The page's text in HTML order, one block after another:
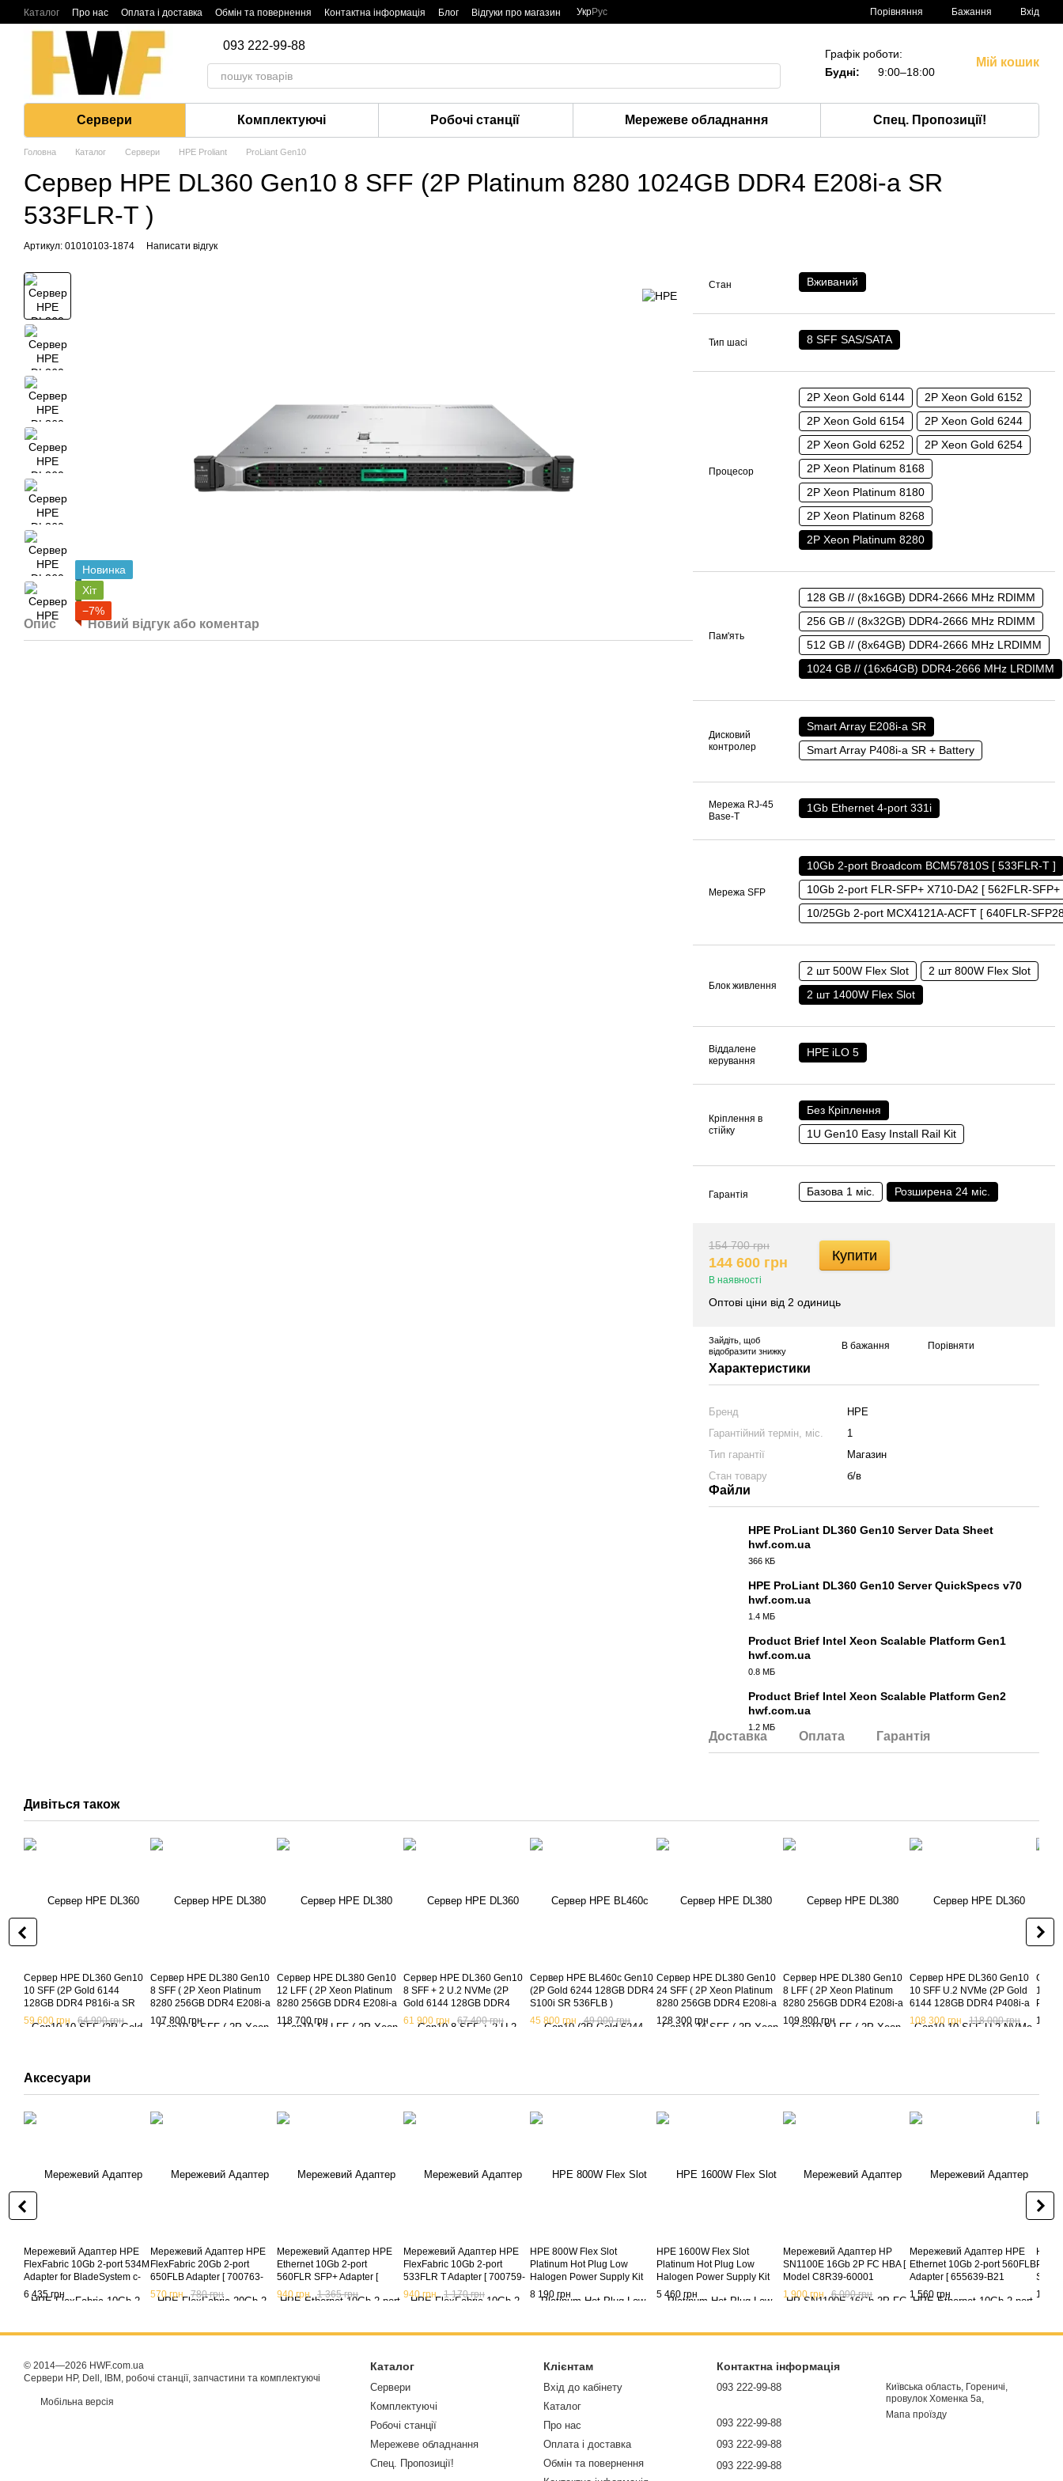
Перейти до основного контенту
Каталог Про нас Оплата і доставка Обмін та повернення Контактна інформація Блог Відгуки про магазин УкрРус Порівняння Бажання Вхід
093 222-99-88
Графік роботи:
Будні:
9:00–18:00
Мій кошик
Сервери Комплектуючі Робочі станції Мережеве обладнання Спец. Пропозиції!
Головна Каталог Сервери HPE Proliant ProLiant Gen10
Сервер HPE DL360 Gen10 8 SFF (2P Platinum 8280 1024GB DDR4 E208i-a SR
533FLR-T )
Артикул: 01010103-1874 Написати відгук
Новинка
Хіт
−7%
Опис Новий відгук або коментар
Стан Вживаний
Тип шасі 8 SFF SAS/SATA
Процесор
2P Xeon Gold 6144
2P Xeon Gold 6152
2P Xeon Gold 6154
2P Xeon Gold 6244
2P Xeon Gold 6252
2P Xeon Gold 6254
2P Xeon Platinum 8168
2P Xeon Platinum 8180
2P Xeon Platinum 8268
2P Xeon Platinum 8280
Пам'ять
128 GB // (8x16GB) DDR4-2666 MHz RDIMM
256 GB // (8x32GB) DDR4-2666 MHz RDIMM
512 GB // (8x64GB) DDR4-2666 MHz LRDIMM
1024 GB // (16x64GB) DDR4-2666 MHz LRDIMM
Дисковий
контролер
Smart Array E208i-a SR
Smart Array P408i-a SR + Battery
Мережа RJ-45
Base-T
1Gb Ethernet 4-port 331i
Мережа SFP
10Gb 2-port Broadcom BCM57810S [ 533FLR-T ]
10Gb 2-port FLR-SFP+ X710-DA2 [ 562FLR-SFP+
10/25Gb 2-port MCX4121A-ACFT [ 640FLR-
Блок живлення
2 шт 500W Flex Slot
2 шт 800W Flex Slot
2 шт 1400W Flex Slot
Віддалене
керування
HPE iLO 5
Кріплення в
стійку
Без Кріплення
1U Gen10 Easy Install Rail Kit
Гарантія Базова 1 міс. Розширена 24 міс.
154 700 грн
144 600 грн
В наявності
Купити
Оптові ціни від 2 одиниць
Зайдіть , щоб
відобразити знижку
В бажання Порівняти
Характеристики
Бренд
HPE
Гарантійний термін, міс.
1
Тип гарантії
Магазин
Стан товару
б/в
Файли
HPE ProLiant DL360 Gen10 Server Data Sheet
hwf.com.ua
366 КБ
HPE ProLiant DL360 Gen10 Server QuickSpecs v70
hwf.com.ua
1.4 МБ
Product Brief Intel Xeon Scalable Platform Gen1
hwf.com.ua
0.8 МБ
Product Brief Intel Xeon Scalable Platform Gen2
hwf.com.ua
1.2 МБ
Доставка Оплата Гарантія
Дивіться також
Сервер HPE DL360 Gen10
10 SFF (2P Gold 6144
128GB DDR4 P816i-a SR
533FLR-T )
59 600 грн 64 900 грн
Сервер HPE DL380 Gen10
8 SFF ( 2P Xeon Platinum
8280 256GB DDR4 E208i-a
SR 533FLR-T 2x 800W ) б/в
107 800 грн
Сервер HPE DL380 Gen10
12 LFF ( 2P Xeon Platinum
8280 256GB DDR4 E208i-a
SR 533FLR-T 2x 800W ) б/в
118 700 грн
Сервер HPE DL360 Gen10
8 SFF + 2 U.2 NVMe (2P
Gold 6144 128GB DDR4
P408i-a SR 533FLR-T )
61 900 грн 67 400 грн
Сервер HPE BL460c Gen10
(2P Gold 6244 128GB DDR4
S100i SR 536FLB )
45 800 грн
49 000 грн
Сервер HPE DL380 Gen10
24 SFF ( 2P Xeon Platinum
8280 256GB DDR4 E208i-a
SR 533FLR-T 2x 800W ) б/в
128 300 грн
Сервер HPE DL380 Gen10
8 LFF ( 2P Xeon Platinum
8280 256GB DDR4 E208i-a
SR 533FLR-T 2x 800W ) б/в
109 800 грн
Сервер HPE DL360 Gen10
10 SFF U.2 NVMe (2P Gold
6144 128GB DDR4 P408i-a
SR 533FLR-T )
108 300 грн 118 000 грн
12
122
Аксесуари
Мережевий Адаптер HPE
FlexFabric 10Gb 2-port 534M
Adapter for BladeSystem c-
Class [ 700748-B21 ] (б/в)
6 435 грн
Мережевий Адаптер HPE
FlexFabric 20Gb 2-port
650FLB Adapter [ 700763-
B21 701536-001 ] (б/в)
570 грн 780 грн
Мережевий Адаптер HPE
Ethernet 10Gb 2-port
560FLR SFP+ Adapter [
665243-B21 684218-B21 ]
(б/в)
940 грн 1 365 грн
Мережевий Адаптер HPE
FlexFabric 10Gb 2-port
533FLR T Adapter [ 700759-
B21 700760-B21 ] (б/в)
940 грн 1 170 грн
HPE 800W Flex Slot
Platinum Hot Plug Low
Halogen Power Supply Kit
865414-B21
8 190 грн
HPE 1600W Flex Slot
Platinum Hot Plug Low
Halogen Power Supply Kit
830272-B21
5 460 грн
Мережевий Адаптер HP
SN1100E 16Gb 2P FC HBA [
Model C8R39-60001
719212-001 ] (б/в)
1 900 грн 6 000 грн
Мережевий Адаптер HPE
Ethernet 10Gb 2-port 560FLB
Adapter [ 655639-B21
656243-001 ] (б/в)
1 560 грн
HPE
1 950
© 2014—2026 HWF.com.ua
Сервери HP, Dell, IBM, робочі станції, запчастини та комплектуючі
Мобільна версія
Каталог
Сервери
Комплектуючі
Робочі станції
Мережеве обладнання
Спец. Пропозиції!
Клієнтам
Вхід до кабінету
Каталог
Про нас
Оплата і доставка
Обмін та повернення
Контактна інформація
093 222-99-88
093 222-99-88
093 222-99-88
093 222-99-88
Київська область, Гореничі,
провулок Хоменка 5а,
Мапа проїзду